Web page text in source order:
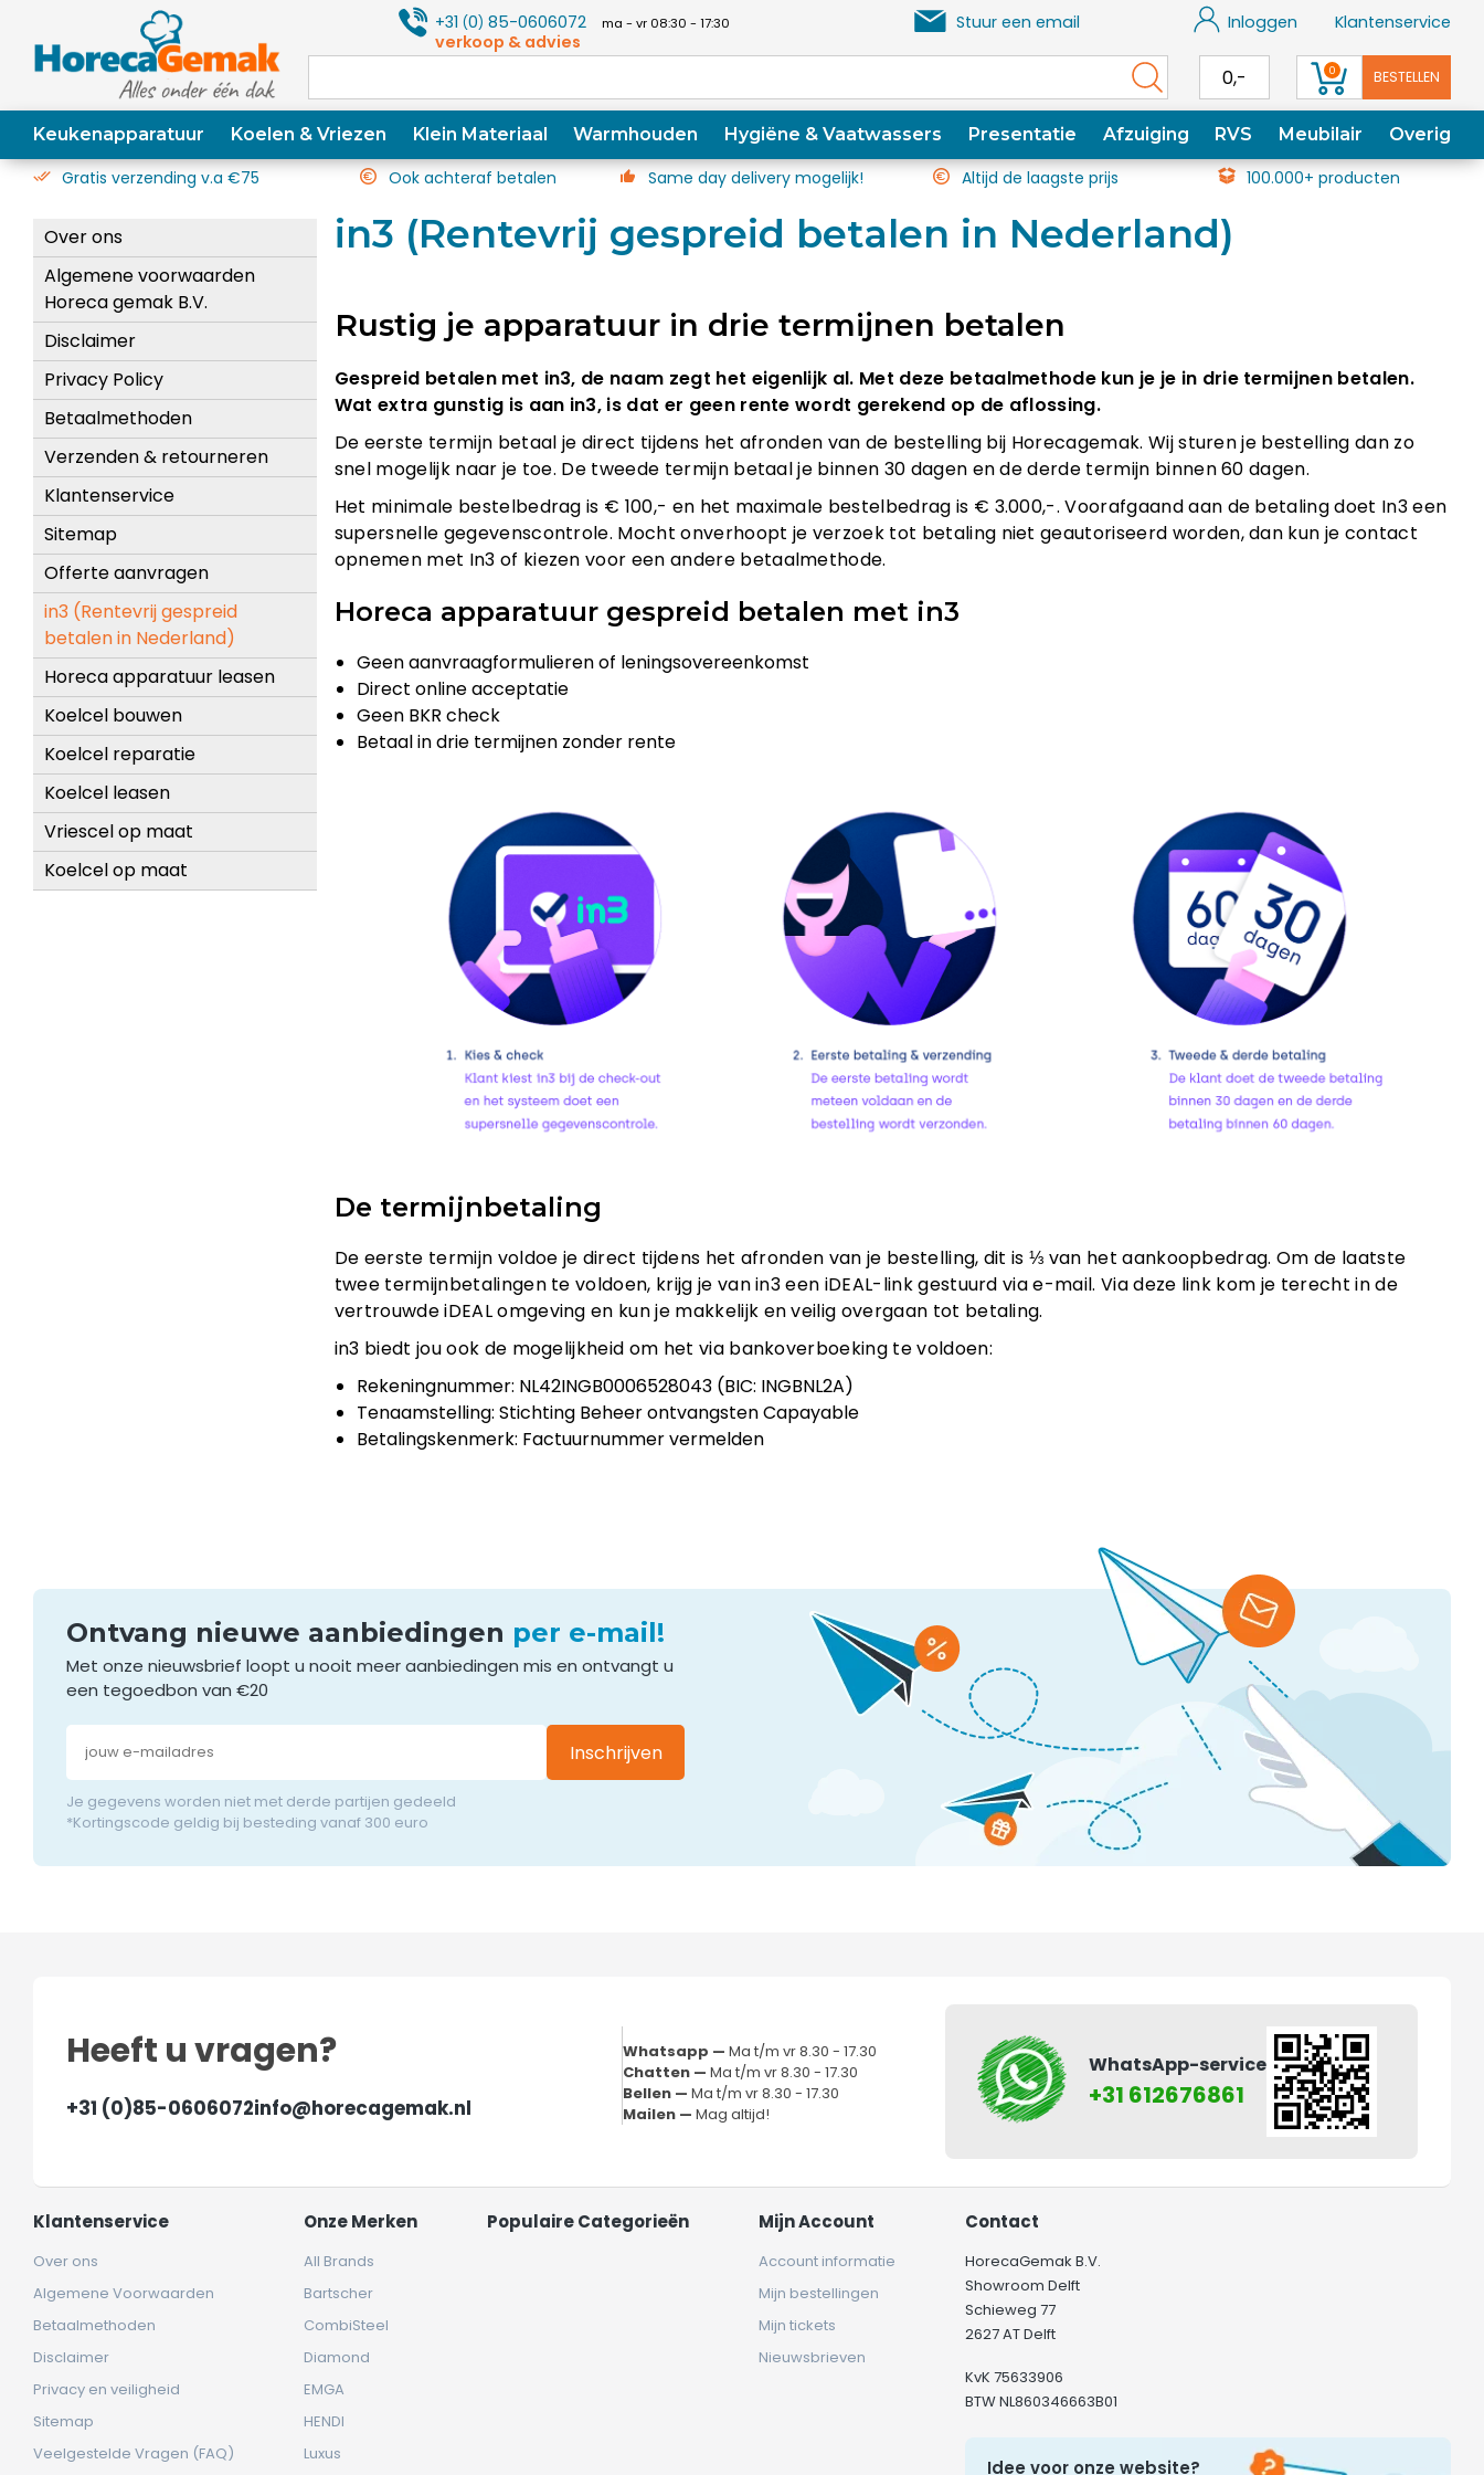
+31(0) 85-0606072 ma - vr 08:30 - 17:30
verkoop & advies
Stuur een email Inloggen Klantenservice
0,- 0 BESTELLEN
Keukenapparatuur Koelen & Vriezen Klein Materiaal Warmhouden Hygiëne & Vaatwassers Presentatie Afzuiging RVS Meubilair Overig
Gratis verzending v.a €75 Ook achteraf betalen Same day delivery mogelijk! Altijd de laagste prijs 100.000+ producten
Over ons
Algemene voorwaarden
Horeca gemak B.V.
Disclaimer
Privacy Policy
Betaalmethoden
Verzenden & retourneren
Klantenservice
Sitemap
Offerte aanvragen
in3 (Rentevrij gespreid
betalen in Nederland)
Horeca apparatuur leasen
Koelcel bouwen
Koelcel reparatie
Koelcel leasen
Vriescel op maat
Koelcel op maat
in3 (Rentevrij gespreid betalen in Nederland)
Rustig je apparatuur in drie termijnen betalen
Gespreid betalen met in3, de naam zegt het eigenlijk al. Met deze betaalmethode kun je je in drie termijnen betalen.
Wat extra gunstig is aan in3, is dat er geen rente wordt gerekend op de aflossing.
De eerste termijn betaal je direct tijdens het afronden van de bestelling bij Horecagemak. Wij sturen je bestelling dan zo
snel mogelijk naar je toe. De tweede termijn betaal je binnen 30 dagen en de derde termijn binnen 60 dagen.
Het minimale bestelbedrag is € 100,- en het maximale bestelbedrag is € 3.000,-. Voorafgaand aan de betaling doet In3 een
supersnelle gegevenscontrole. Mocht onverhoopt je verzoek tot betaling niet geautoriseerd worden, dan kun je contact
opnemen met In3 of kiezen voor een andere betaalmethode.
Horeca apparatuur gespreid betalen met in3
Geen aanvraagformulieren of leningsovereenkomst
Direct online acceptatie
Geen BKR check
Betaal in drie termijnen zonder rente
De termijnbetaling
De eerste termijn voldoe je direct tijdens het afronden van je bestelling, dit is ⅓ van het aankoopbedrag. Om de laatste
twee termijnbetalingen te voldoen, krijg je van in3 een iDEAL-link gestuurd via e-mail. Via deze link kom je terecht in de
vertrouwde iDEAL omgeving en kun je makkelijk en veilig overgaan tot betaling.
in3 biedt jou ook de mogelijkheid om het via bankoverboeking te voldoen:
Rekeningnummer: NL42INGB0006528043 (BIC: INGBNL2A)
Tenaamstelling: Stichting Beheer ontvangsten Capayable
Betalingskenmerk: Factuurnummer vermelden
Ontvang nieuwe aanbiedingen per e-mail!
Met onze nieuwsbrief loopt u nooit meer aanbiedingen mis en ontvangt u
een tegoedbon van €20
Inschrijven
Je gegevens worden niet met derde partijen gedeeld
*Kortingscode geldig bij besteding vanaf 300 euro
Heeft u vragen?
+31 (0)85-0606072info@horecagemak.nl
Whatsapp —Ma t/m vr 8.30 - 17.30
Chatten —Ma t/m vr 8.30 - 17.30
Bellen —Ma t/m vr 8.30 - 17.30
Mailen —Mag altijd!
WhatsApp-service
+31 612676861
Klantenservice
Over ons
Algemene Voorwaarden
Betaalmethoden
Disclaimer
Privacy en veiligheid
Sitemap
Veelgestelde Vragen (FAQ)
Onze Merken
All Brands
Bartscher
CombiSteel
Diamond
EMGA
HENDI
Luxus
Populaire Categorieën Mijn Account
Account informatie
Mijn bestellingen
Mijn tickets
Nieuwsbrieven
Contact
HorecaGemak B.V.
Showroom Delft
Schieweg 77
2627 AT Delft
KvK 75633906
BTW NL860346663B01
Idee voor onze website?